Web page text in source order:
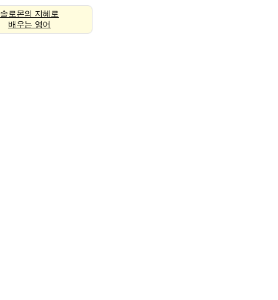
솔로몬의 지혜로
배우는 영어